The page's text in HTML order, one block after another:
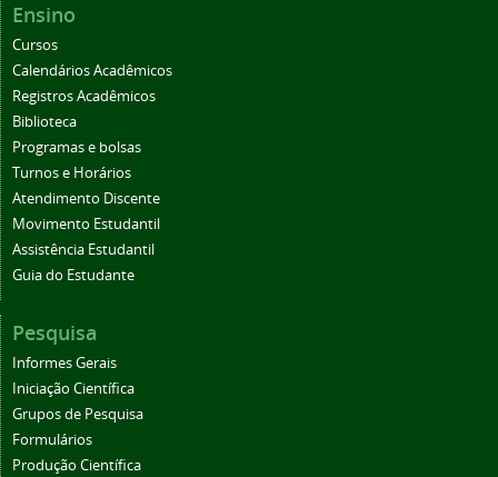
Ensino
Cursos
Calendários Acadêmicos
Registros Acadêmicos
Biblioteca
Programas e bolsas
Turnos e Horários
Atendimento Discente
Movimento Estudantil
Assistência Estudantil
Guia do Estudante
Pesquisa
Informes Gerais
Iniciação Científica
Grupos de Pesquisa
Formulários
Produção Científica